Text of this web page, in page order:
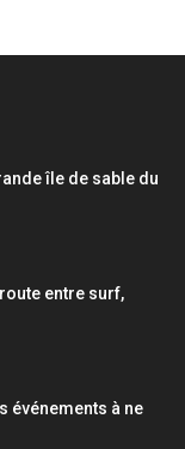
île de sable du
entre surf,
événements à ne